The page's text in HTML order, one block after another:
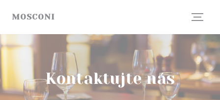
MOSCONI
Kontaktujte nás